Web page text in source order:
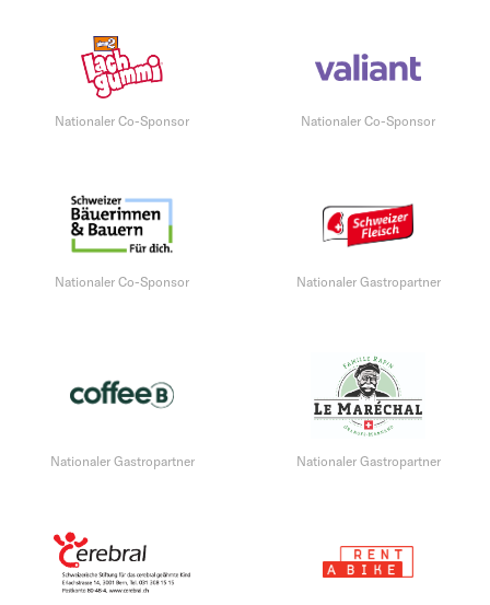
Nationaler Co-Sponsor Nationaler Co-Sponsor
Nationaler Co-Sponsor Nationaler Gastropartner
Nationaler Gastropartner Nationaler Gastropartner